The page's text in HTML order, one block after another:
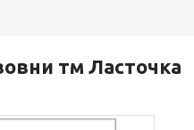
тм Ласточка